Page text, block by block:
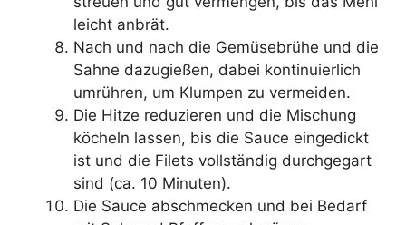
leicht anbrät.
Nach und nach die Gemüsebrühe und die
Sahne dazugießen, dabei kontinuierlich
umrühren, um Klumpen zu vermeiden.
Die Hitze reduzieren und die Mischung
köcheln lassen, bis die Sauce eingedickt
ist und die Filets vollständig durchgegart
sind (ca. 10 Minuten).
Die Sauce abschmecken und bei Bedarf